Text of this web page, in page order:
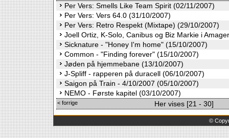
Per Vers: Smells Like Team Spirit (02/11/2007)
Per Vers: Vers 64.0 (31/10/2007)
Per Vers: Retro Respekt (Mixtape) (29/10/2007)
Joell Ortiz, K-Solo, Canibus og Biz Markie i
Sicknature - "Honey I'm home" (15/10/2007)
Common - "Finding forever" (15/10/2007)
Jøden på hjemmebane (13/10/2007)
J-Spliff - rapperen på duracell (06/10/2007)
Saigon på Train - 4/10/2007 (05/10/2007)
NEMO - Første kapitel (03/10/2007)
< forrige Her vises [21 - 30]
©